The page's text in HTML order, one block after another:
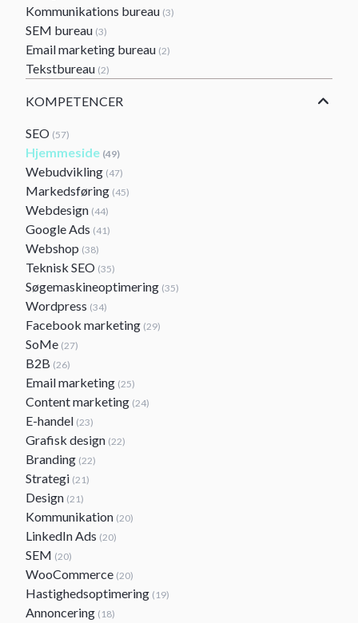
Kommunikations bureau (3)
SEM bureau (3)
Email marketing bureau (2)
Tekstbureau (2)
KOMPETENCER
SEO (57)
Hjemmeside (49)
Webudvikling (47)
Markedsføring (45)
Webdesign (44)
Google Ads (41)
Webshop (38)
Teknisk SEO (35)
Søgemaskineoptimering (35)
Wordpress (34)
Facebook marketing (29)
SoMe (27)
B2B (26)
Email marketing (25)
Content marketing (24)
E-handel (23)
Grafisk design (22)
Branding (22)
Strategi (21)
Design (21)
Kommunikation (20)
LinkedIn Ads (20)
SEM (20)
WooCommerce (20)
Hastighedsoptimering (19)
Annoncering (18)